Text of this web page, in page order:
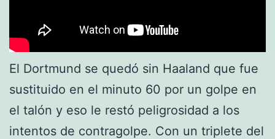
El Dortmund se quedó sin Haaland que fue
sustituido en el minuto 60 por un golpe en
el talón y eso le restó peligrosidad a los
intentos de contragolpe. Con un triplete del